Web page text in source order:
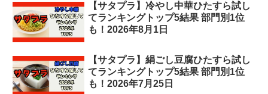
【サタプラ】冷やし中華ひたすら試し
てランキングトップ5結果 部門別1位
も！2026年8月1日
【サタプラ】絹ごし豆腐ひたすら試し
てランキングトップ5結果 部門別1位
も！2026年7月25日